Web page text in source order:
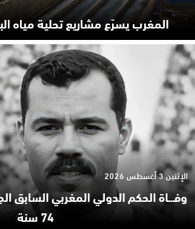
المغرب يسرّع مشاريع تحلية مياه
وفـ.ـاة الحكم الدولي المغربي السابق
74 سنة
الإثنين 3 أغسطس 2026